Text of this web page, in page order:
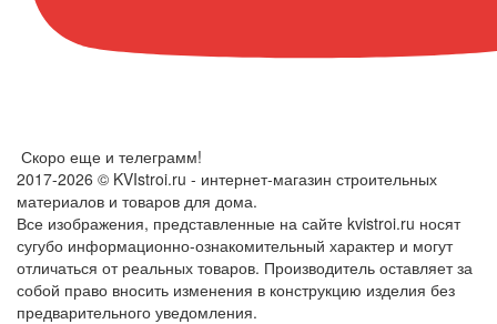
Скоро еще и телеграмм!
2017-2026 © KVIstroi.ru - интернет-магазин строительных
материалов и товаров для дома.
Все изображения, представленные на сайте kvistroi.ru носят
сугубо информационно-ознакомительный характер и могут
отличаться от реальных товаров. Производитель оставляет за
собой право вносить изменения в конструкцию изделия без
предварительного уведомления.